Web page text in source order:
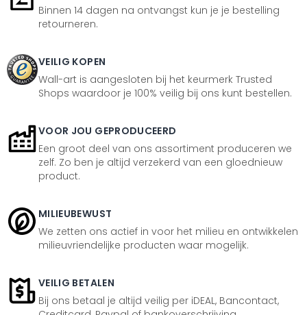
Binnen 14 dagen na ontvangst kun je je bestelling
retourneren.
VEILIG KOPEN
Wall-art is aangesloten bij het keurmerk Trusted
Shops waardoor je 100% veilig bij ons kunt bestellen.
VOOR JOU GEPRODUCEERD
Een groot deel van ons assortiment produceren we
zelf. Zo ben je altijd verzekerd van een gloednieuw
product.
MILIEUBEWUST
We zetten ons actief in voor het milieu en ontwikkelen
milieuvriendelijke producten waar mogelijk.
VEILIG BETALEN
Bij ons betaal je altijd veilig per iDEAL, Bancontact,